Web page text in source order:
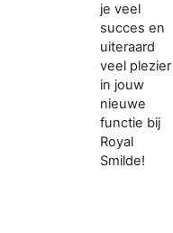
je veel
succes en
uiteraard
veel plezier
in jouw
nieuwe
functie bij
Royal
Smilde!